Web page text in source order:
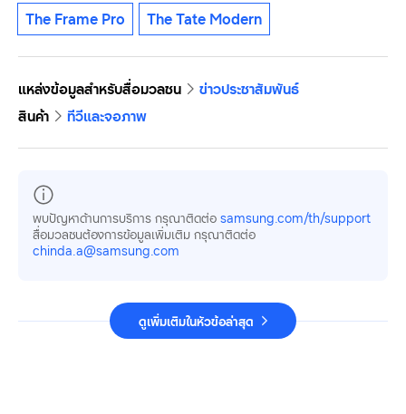
The Frame Pro
The Tate Modern
แหล่งข้อมูลสำหรับสื่อมวลชน
ข่าวประชาสัมพันธ์
สินค้า
ทีวีและจอภาพ
พบปัญหาด้านการบริการ กรุณาติดต่อ samsung.com/th/support
สื่อมวลชนต้องการข้อมูลเพิ่มเติม กรุณาติดต่อ
chinda.a@samsung.com
ดูเพิ่มเติมในหัวข้อล่าสุด